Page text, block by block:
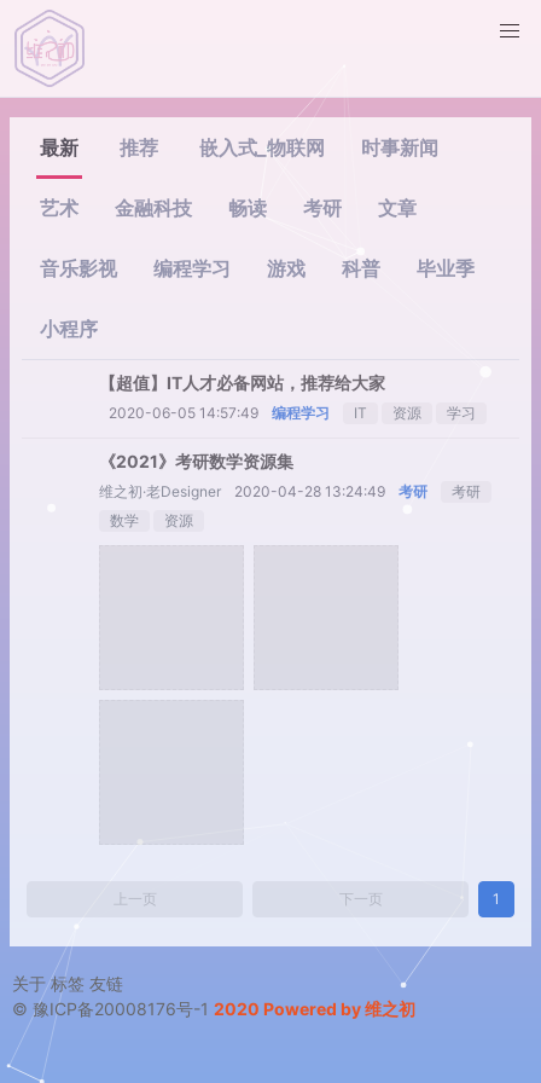
最新 推荐 嵌入式_物联网 时事新闻
艺术 金融科技 畅读 考研 文章
音乐影视 编程学习 游戏 科普 毕业季
小程序
【超值】IT人才必备网站，推荐给大家
2020-06-05 14:57:49 编程学习 IT 资源 学习
《2021》考研数学资源集
维之初·老Designer 2020-04-28 13:24:49 考研
考研
数学
资源
上一页 下一页 1
关于 标签 友链
© 豫ICP备20008176号-1 2020 Powered by 维之初